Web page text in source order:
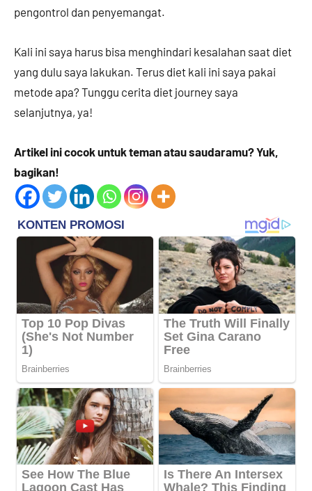
pengontrol dan penyemangat.
Kali ini saya harus bisa menghindari kesalahan saat diet
yang dulu saya lakukan. Terus diet kali ini saya pakai
metode apa? Tunggu cerita diet journey saya
selanjutnya, ya!
Artikel ini cocok untuk teman atau saudaramu? Yuk,
bagikan!